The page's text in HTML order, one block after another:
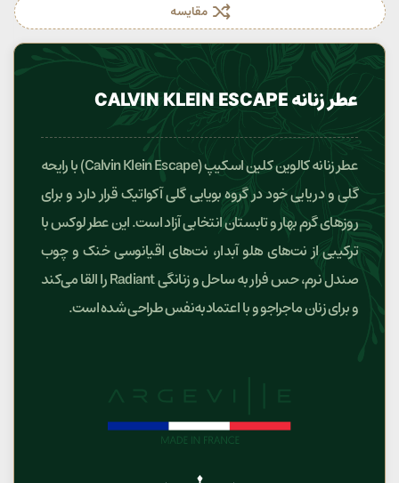
مقایسه
عطر زنانه CALVIN KLEIN ESCAPE
عطر زنانه کالوین کلین اسکیپ (Calvin Klein Escape) با رایحه
گلی و دریایی خود در گروه بویایی گلی آکواتیک قرار دارد و برای
روزهای گرم بهار و تابستان انتخابی آزاد است. این عطر لوکس با
ترکیبی از نت‌های هلو آبدار، نت‌های اقیانوسی خنک و چوب
صندل نرم، حس فرار به ساحل و زنانگی Radiant را القا می‌کند
و برای زنان ماجراجو و با اعتمادبه‌نفس طراحی شده است.